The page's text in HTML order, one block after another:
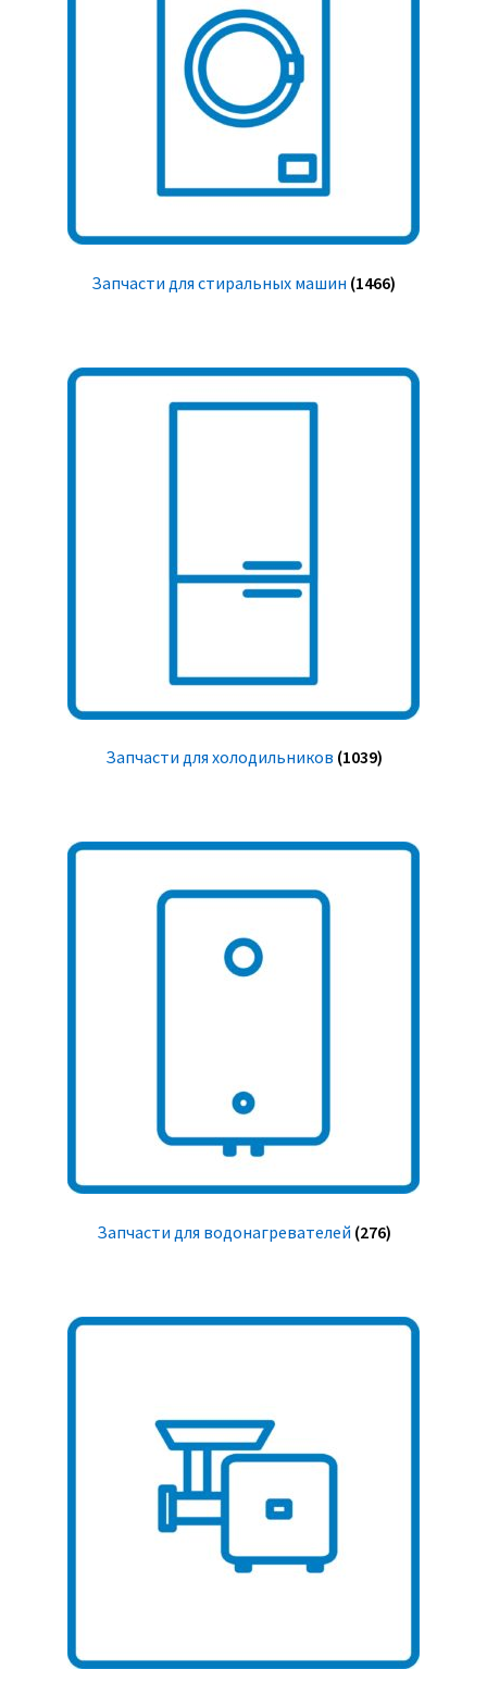
Запчасти для стиральных машин (1466)
Запчасти для холодильников (1039)
Запчасти для водонагревателей (276)